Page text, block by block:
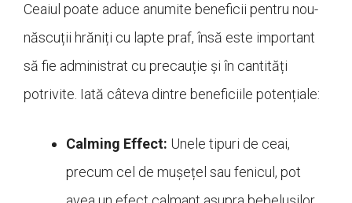
Ceaiul poate aduce anumite beneficii pentru nou-
născuții hrăniți cu lapte praf, însă este important
să fie administrat cu precauție și în cantități
potrivite. Iată câteva dintre beneficiile potențiale:
Calming Effect: Unele tipuri de ceai,
precum cel de mușețel sau fenicul, pot